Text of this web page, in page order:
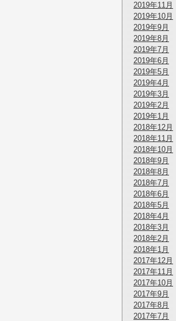
2019年11月
2019年10月
2019年9月
2019年8月
2019年7月
2019年6月
2019年5月
2019年4月
2019年3月
2019年2月
2019年1月
2018年12月
2018年11月
2018年10月
2018年9月
2018年8月
2018年7月
2018年6月
2018年5月
2018年4月
2018年3月
2018年2月
2018年1月
2017年12月
2017年11月
2017年10月
2017年9月
2017年8月
2017年7月